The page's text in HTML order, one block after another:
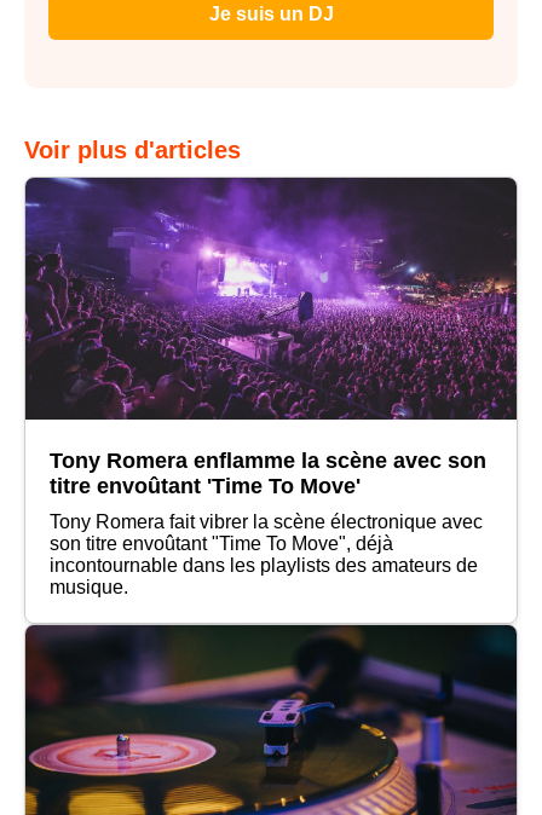
Je suis un DJ
Voir plus d'articles
Tony Romera enflamme la scène avec son
titre envoûtant 'Time To Move'
Tony Romera fait vibrer la scène électronique avec
son titre envoûtant "Time To Move", déjà
incontournable dans les playlists des amateurs de
musique.